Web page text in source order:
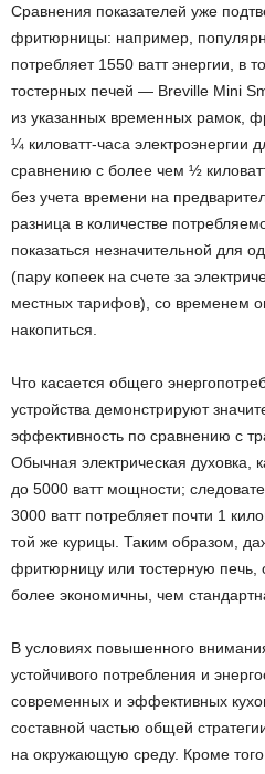
Сравнения показателей уже
фритюрницы: например,
потребляет 1550 ватт энергии, в
тостерных печей — Breville Mini
из указанных временных рамок,
¼ киловатт-часа электроэнергии
сравнению с более чем ½
без учета времени на
разница в количестве
показаться незначительной для
(пару копеек на счете за
местных тарифов), со временем
накопиться.
Что касается общего
устройства демонстрируют
эффективность по сравнению с
Обычная электрическая духовка,
до 5000 ватт мощности;
3000 ватт потребляет почти 1
той же курицы. Таким образом,
фритюрницу или тостерную печь,
более экономичны, чем
В условиях повышенного
устойчивого потребления и
современных и эффективных
составной частью общей
на окружающую среду. Кроме